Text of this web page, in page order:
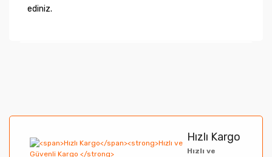
ediniz.
Ürün resmi kalitesiz, bozuk veya görüntülenemiyor.
Hızlı Kargo
Hızlı ve